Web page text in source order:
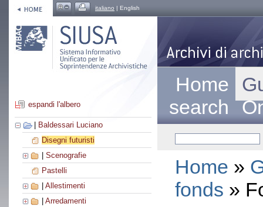
italiano | English
espandi l'albero
Baldessari Luciano
Disegni futuristi
Scenografie
Pastelli
Allestimenti
Arredamenti
Home
search
Home »
fonds »